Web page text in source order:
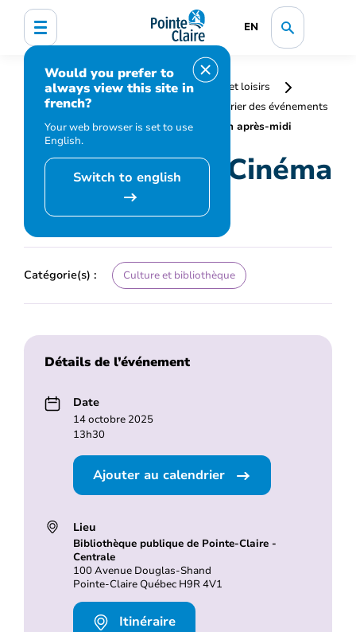
EN
Would you prefer to
always view this site in
french?
Your web browser is set to use
English.
Switch to english
Accueil
Bibliothèque, culture, sports et loisirs
Programmation et inscription
Calendrier des événements
et activités
Club cinéma – Cinéma en après-midi
Club cinéma – Cinéma
en après-midi
Catégorie(s) : Culture et bibliothèque
Détails de l’événement
Date
14 octobre 2025
13h30
Ajouter au calendrier
Lieu
Bibliothèque publique de Pointe-Claire -
Centrale
100 Avenue Douglas-Shand
Pointe-Claire Québec H9R 4V1
Itinéraire